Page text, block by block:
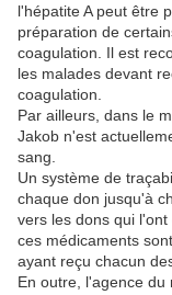
l'hépatite A peut être
préparation de
coagulation. Il est
les malades devant
coagulation.
Par ailleurs, dans le
Jakob n'est
sang.
Un système de
chaque don jusqu'à
vers les dons qui
ces médicaments
ayant reçu chacun
En outre, l'agence